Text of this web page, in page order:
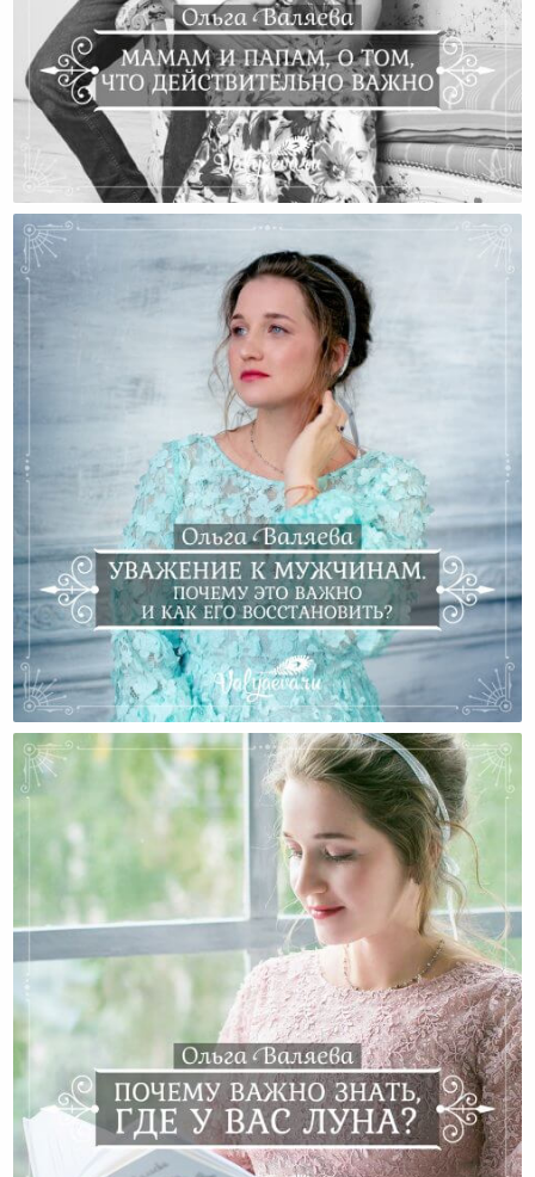
Мамам И Папам, О Том, Что Действительно Важно
Уважение К Мужчинам. Почему Это Важно И Как Его
Восстановить?